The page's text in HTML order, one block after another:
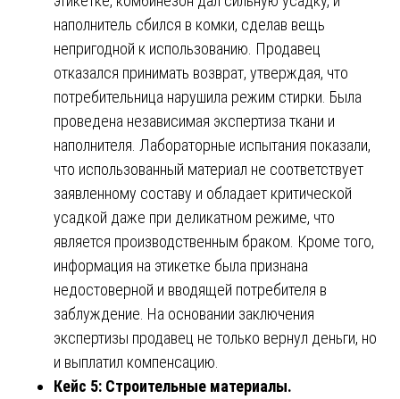
наполнитель сбился в комки, сделав вещь
непригодной к использованию. Продавец
отказался принимать возврат, утверждая, что
потребительница нарушила режим стирки. Была
проведена независимая экспертиза ткани и
наполнителя. Лабораторные испытания показали,
что использованный материал не соответствует
заявленному составу и обладает критической
усадкой даже при деликатном режиме, что
является производственным браком. Кроме того,
информация на этикетке была признана
недостоверной и вводящей потребителя в
заблуждение. На основании заключения
экспертизы продавец не только вернул деньги, но
и выплатил компенсацию.
Кейс 5: Строительные материалы.